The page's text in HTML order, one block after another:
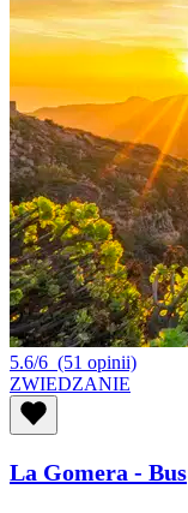
5.6/6 (51 opinii)
ZWIEDZANIE
La Gomera - Bus